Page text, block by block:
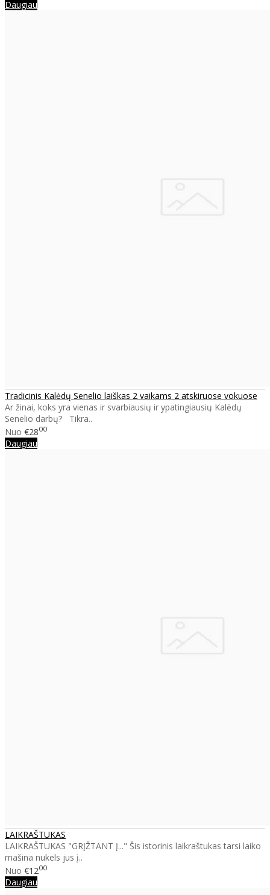
Daugiau
Tradicinis Kalėdų Senelio laiškas 2 vaikams 2 atskiruose vokuose
Ar žinai, koks yra vienas ir svarbiausių ir ypatingiausių Kalėdų
Senelio darbų? Tikra..
Nuo €2800
Daugiau
LAIKRAŠTUKAS
LAIKRAŠTUKAS "GRĮŽTANT Į..." Šis istorinis laikraštukas tarsi laiko
mašina nukels jus į..
Nuo €1200
Daugiau